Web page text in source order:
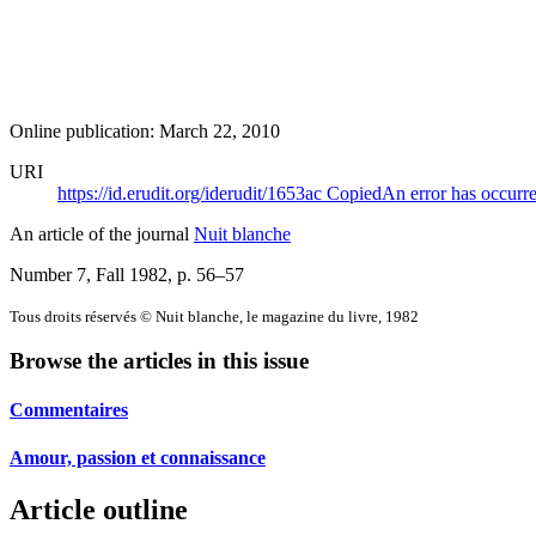
Online publication: March 22, 2010
URI
https://id.erudit.org/iderudit/1653ac CopiedAn error has
An article of the journal Nuit blanche
Number 7, Fall 1982, p. 56–57
Tous droits réservés © Nuit blanche, le magazine du livre, 1982
Browse the articles in this issue
Commentaires
Amour, passion et connaissance
Article outline